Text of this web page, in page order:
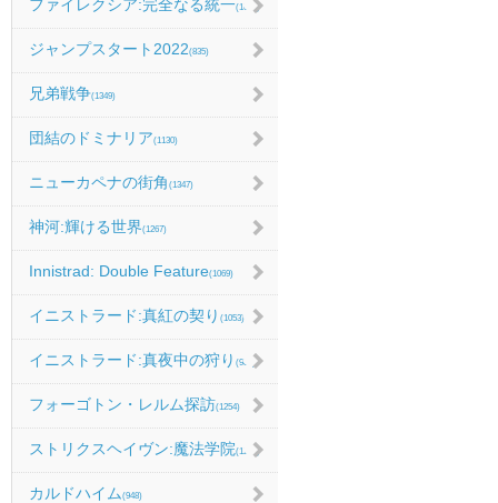
ファイレクシア:完全なる統一(1067)
ジャンプスタート2022(835)
兄弟戦争(1349)
団結のドミナリア(1130)
ニューカペナの街角 (1347)
神河:輝ける世界(1267)
Innistrad: Double Feature(1069)
イニストラード:真紅の契り (1053)
イニストラード:真夜中の狩り (986)
フォーゴトン・レルム探訪(1254)
ストリクスヘイヴン:魔法学院(1214)
カルドハイム (948)